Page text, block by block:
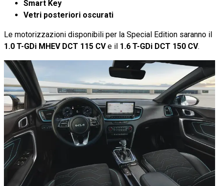
Smart Key
Vetri posteriori oscurati
Le motorizzazioni disponibili per la Special Edition saranno il
1.0 T-GDi MHEV DCT 115 CVe il 1.6 T-GDi DCT 150 CV.